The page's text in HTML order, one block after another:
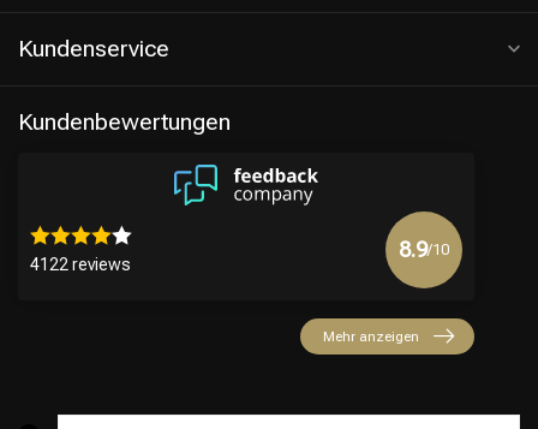
Kundenservice
Kundenbewertungen
4122 reviews
8.9/10
Mehr anzeigen